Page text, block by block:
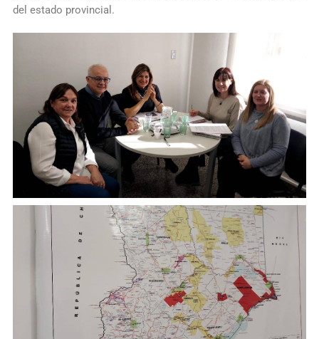
del estado provincial.